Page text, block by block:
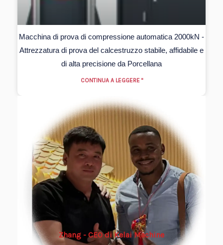
Macchina di prova di compressione automatica 2000kN -
Attrezzatura di prova del calcestruzzo stabile, affidabile e
di alta precisione da Porcellana
CONTINUA A LEGGERE "
Zhang - CEO di Kelai Machine